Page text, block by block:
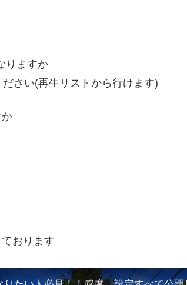
りますか
さい(再生リストから行けます)
か
おります